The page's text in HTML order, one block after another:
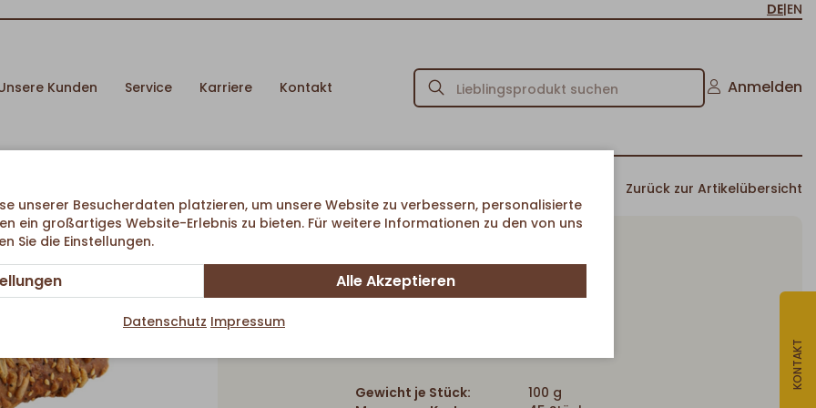
DE|EN
Kunden Service Karriere Kontakt Anmelden
Zurück zur Artikelübersicht
Bierstange
Gewicht je Stück:
100 g
KONTAKT
unserer Besucherdaten platzieren, um unsere Website zu verbessern, personalisierte
ein großartiges Website-Erlebnis zu bieten. Für weitere Informationen zu den von uns
Sie die Einstellungen.
Alle Akzeptieren
Datenschutz Impressum